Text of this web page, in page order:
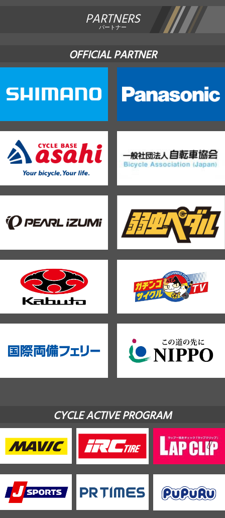
PARTNERS
パートナー
OFFICIAL PARTNER
CYCLE ACTIVE PROGRAM